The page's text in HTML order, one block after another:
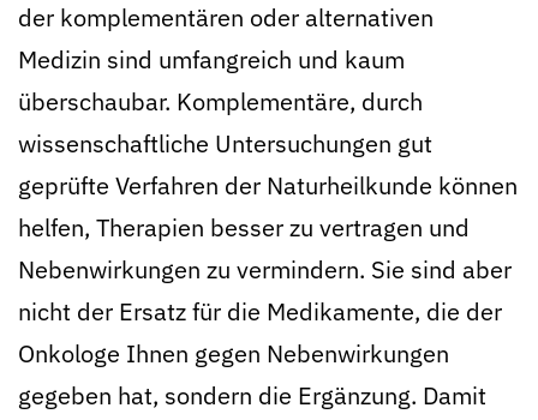
der komplementären oder alternativen
Medizin sind umfangreich und kaum
überschaubar. Komplementäre, durch
wissenschaftliche Untersuchungen gut
geprüfte Verfahren der Naturheilkunde können
helfen, Therapien besser zu vertragen und
Nebenwirkungen zu vermindern. Sie sind aber
nicht der Ersatz für die Medikamente, die der
Onkologe Ihnen gegen Nebenwirkungen
gegeben hat, sondern die Ergänzung. Damit